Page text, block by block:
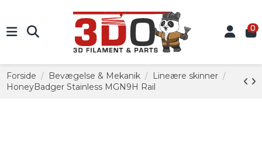
0
Forside Bevægelse & Mekanik
Lineære skinner
HoneyBadger Stainless MGN9H Rail